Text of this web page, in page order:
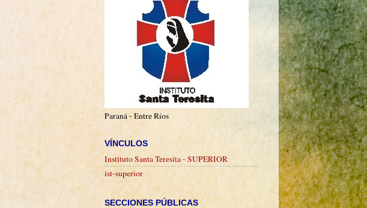
Paraná - Entre Ríos
VÍNCULOS
Instituto Santa Teresita - SUPERIOR
ist-superior
SECCIONES PÚBLICAS